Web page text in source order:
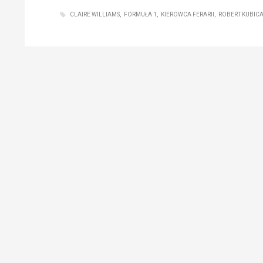
CLAIRE WILLIAMS FORMUŁA 1 KIEROWCA FERARII ROBERT KUBICA